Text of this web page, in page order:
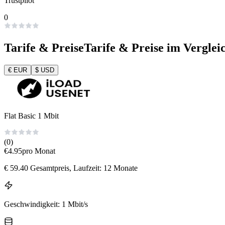
0
Tarife & PreiseTarife & Preise im
€ EUR $ USD
Flat Basic 1 Mbit
(0)
€4.95pro Monat
€ 59.40 Gesamtpreis, Laufzeit: 12 Monate
Geschwindigkeit: 1 Mbit/s